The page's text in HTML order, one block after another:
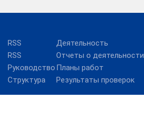
RSS
RSS
Руководство
Структура
Деятельность
Отчеты о деятельности
Планы работ
Результаты проверок